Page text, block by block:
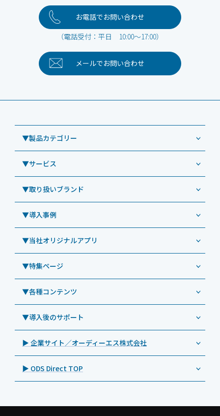
お電話でお問い合わせ
（電話受付：平日 10:00～17:00）
メールでお問い合わせ
▼製品カテゴリー
業務用タブレット
Windowsタブレット TW2A-NF9LTA
Windowsタブレット TW2A-N9LTA
Windowsタブレット TW2A-N9LT
Windowsタブレット TW2A-E9LT
Androidタブレット TA2C-NF8
Androidタブレット TA2C-NF8BL
Androidタブレット TA2C-CS8
Androidタブレット TA2C-CS8BL
Androidタブレット TA2C-DR94G
Androidタブレット TA2C-M8AC
Androidタブレット TA2C-M8
▼サービス
コールセンター
CRMシステム「カイゼンコール」
リペアサービス
教育機関向けiPad修理パック
社内ヘルプデスク代行サービス
教育機関向けiPad管理運用パック
教育機関向けICT支援ソリューション
教育機関向けネットワーク機器導入保守
キッティング
自治体向けDXソリューションサービス
法人向けiPad修理＆デバイス買取サービス
▼取り扱いブランド
ODS（オーディーエス）
LG（エルジー）
ViewSonic（ビューソニック）
PHILIPS（フィリップス）
DynaScan（ダイナスキャン）
SAMSUNG（サムスン）
Goodview（グッドビュー）
Cloudpoint（クラウドポイント）
BenQ（ベンキュー）
Magconn（マグコン）
BIAMP ／ Apart Audio（バイアンプ）
▼導入事例
導入事例（業務用タブレット、デジタルサイネージほか）
事例：業務用タブレット端末
事例：業務用サイネージ・プロジェクター
事例：業務用オーディオ・その他AV機器
事例：サービス
▼当社オリジナルアプリ
業務効率化アプリ「NFCオプティマイザー」
サポート支援アプリ「ログ送信アプリ」
MDMアプリ「Tablet Control」
▼特集ページ
業務用タブレット
>特長1：USB Type-Aポート
>特長2：microHDMIポート
>特長3：AC常時給電タイプ
>飲食向けタブレット
>ホテル向けタブレット
▼各種コンテンツ
特集記事
製品カタログ
プレスリリース
製品写真
▼導入後のサポート
オーディーエスPCカスタマーセンター
▶ 企業サイト／オーディーエス株式会社
▶ ODS Direct TOP